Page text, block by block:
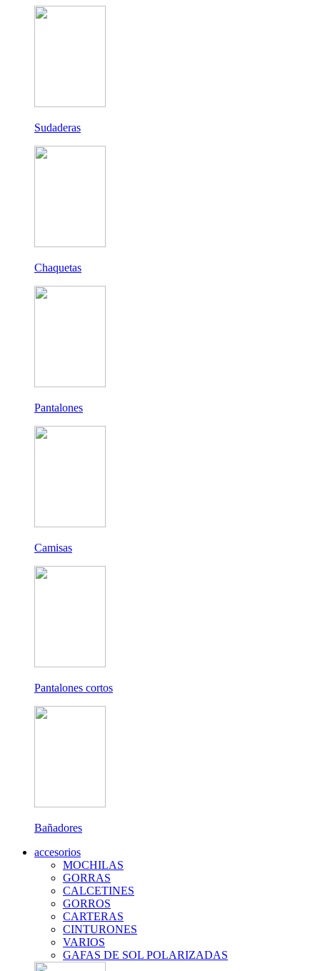
Sudaderas
Chaquetas
Pantalones
Camisas
Pantalones cortos
Bañadores
accesorios
MOCHILAS
GORRAS
CALCETINES
GORROS
CARTERAS
CINTURONES
VARIOS
GAFAS DE SOL POLARIZADAS